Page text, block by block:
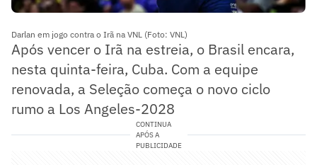
Darlan em jogo contra o Irã na VNL (Foto: VNL)
Após vencer o Irã na estreia, o Brasil encara,
nesta quinta-feira, Cuba. Com a equipe
renovada, a Seleção começa o novo ciclo
rumo a Los Angeles-2028
CONTINUA
APÓS A
PUBLICIDADE